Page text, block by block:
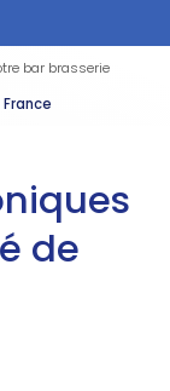
bar brasserie
de